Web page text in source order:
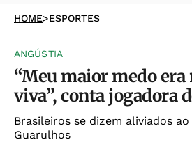
HOME>ESPORTES
ANGÚSTIA
“Meu maior medo era
viva”, conta jogadora
Brasileiros se dizem aliviados
Guarulhos